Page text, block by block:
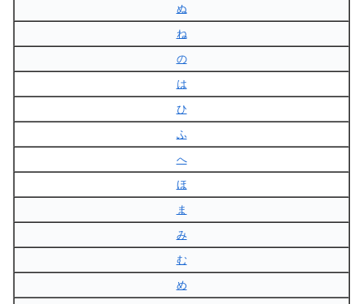
ぬ
ね
の
は
ひ
ふ
へ
ほ
ま
み
む
め